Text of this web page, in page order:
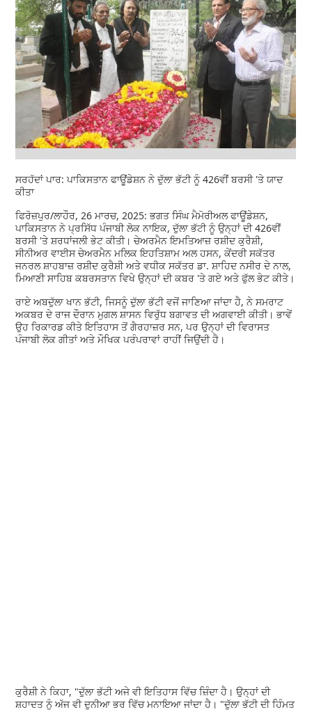
ਸਰਹੱਦਾਂ ਪਾਰ: ਪਾਕਿਸਤਾਨ ਫਾਊਂਡੇਸ਼ਨ ਨੇ ਦੁੱਲਾ ਭੱਟੀ ਨੂੰ 426ਵੀਂ ਬਰਸੀ 'ਤੇ ਯਾਦ
ਕੀਤਾ
ਫਿਰੋਜ਼ਪੁਰ/ਲਾਹੌਰ, 26 ਮਾਰਚ, 2025: ਭਗਤ ਸਿੰਘ ਮੈਮੋਰੀਅਲ ਫਾਊਂਡੇਸ਼ਨ,
ਪਾਕਿਸਤਾਨ ਨੇ ਪ੍ਰਸਿੱਧ ਪੰਜਾਬੀ ਲੋਕ ਨਾਇਕ, ਦੁੱਲਾ ਭੱਟੀ ਨੂੰ ਉਨ੍ਹਾਂ ਦੀ 426ਵੀਂ
ਬਰਸੀ 'ਤੇ ਸ਼ਰਧਾਂਜਲੀ ਭੇਟ ਕੀਤੀ। ਚੇਅਰਮੈਨ ਇਮਤਿਆਜ਼ ਰਸ਼ੀਦ ਕੁਰੈਸ਼ੀ,
ਸੀਨੀਅਰ ਵਾਈਸ ਚੇਅਰਮੈਨ ਮਲਿਕ ਇਹਤਿਸ਼ਾਮ ਅਲ ਹਸਨ, ਕੇਂਦਰੀ ਸਕੱਤਰ
ਜਨਰਲ ਸ਼ਾਹਬਾਜ਼ ਰਸ਼ੀਦ ਕੁਰੈਸ਼ੀ ਅਤੇ ਵਧੀਕ ਸਕੱਤਰ ਡਾ. ਸ਼ਾਹਿਦ ਨਸੀਰ ਦੇ ਨਾਲ,
ਮਿਆਣੀ ਸਾਹਿਬ ਕਬਰਸਤਾਨ ਵਿਖੇ ਉਨ੍ਹਾਂ ਦੀ ਕਬਰ 'ਤੇ ਗਏ ਅਤੇ ਫੁੱਲ ਭੇਟ ਕੀਤੇ।
ਰਾਏ ਅਬਦੁੱਲਾ ਖਾਨ ਭੱਟੀ, ਜਿਸਨੂੰ ਦੁੱਲਾ ਭੱਟੀ ਵਜੋਂ ਜਾਣਿਆ ਜਾਂਦਾ ਹੈ, ਨੇ ਸਮਰਾਟ
ਅਕਬਰ ਦੇ ਰਾਜ ਦੌਰਾਨ ਮੁਗਲ ਸ਼ਾਸਨ ਵਿਰੁੱਧ ਬਗਾਵਤ ਦੀ ਅਗਵਾਈ ਕੀਤੀ। ਭਾਵੇਂ
ਉਹ ਰਿਕਾਰਡ ਕੀਤੇ ਇਤਿਹਾਸ ਤੋਂ ਗੈਰਹਾਜ਼ਰ ਸਨ, ਪਰ ਉਨ੍ਹਾਂ ਦੀ ਵਿਰਾਸਤ
ਪੰਜਾਬੀ ਲੋਕ ਗੀਤਾਂ ਅਤੇ ਮੌਖਿਕ ਪਰੰਪਰਾਵਾਂ ਰਾਹੀਂ ਜਿਉਂਦੀ ਹੈ।
ਕੁਰੈਸ਼ੀ ਨੇ ਕਿਹਾ, "ਦੁੱਲਾ ਭੱਟੀ ਅਜੇ ਵੀ ਇਤਿਹਾਸ ਵਿੱਚ ਜ਼ਿੰਦਾ ਹੈ। ਉਨ੍ਹਾਂ ਦੀ
ਸ਼ਹਾਦਤ ਨੂੰ ਅੱਜ ਵੀ ਦੁਨੀਆ ਭਰ ਵਿੱਚ ਮਨਾਇਆ ਜਾਂਦਾ ਹੈ। "ਦੁੱਲਾ ਭੱਟੀ ਦੀ ਹਿੰਮਤ